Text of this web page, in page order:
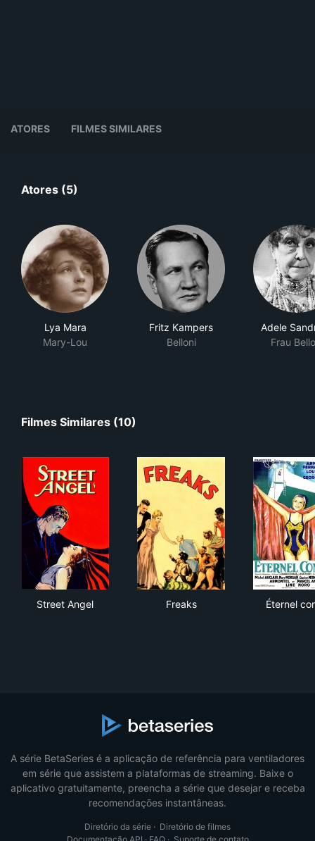
ATORES FILMES SIMILARES
Atores (5)
Lya Mara
Mary-Lou
Fritz Kampers
Belloni
Adele
Frau
Filmes Similares (10)
Street Angel Freaks Éternel
A série BetaSeries é a aplicação de referência para ventiladores
em série que assistem a plataformas de streaming. Baixe o
aplicativo gratuitamente, preencha a série que desejar e receba
recomendações instantâneas.
Diretório da série · Diretório de filmes
Documentação API · FAQ· Suporte de contato